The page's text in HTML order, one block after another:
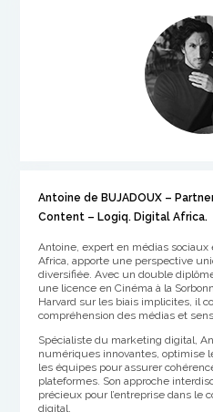
Antoine de BUJADOUX –
Content – Logiq. Digital Africa.
Antoine, expert en médias
Africa, apporte une perspective
diversifiée. Avec un double diplôme
une licence en Cinéma à la
Harvard sur les biais implicites, il
compréhension des médias et
Spécialiste du marketing digital,
numériques innovantes, optimise
les équipes pour assurer
plateformes. Son approche
précieux pour l’entreprise dans le
digital.